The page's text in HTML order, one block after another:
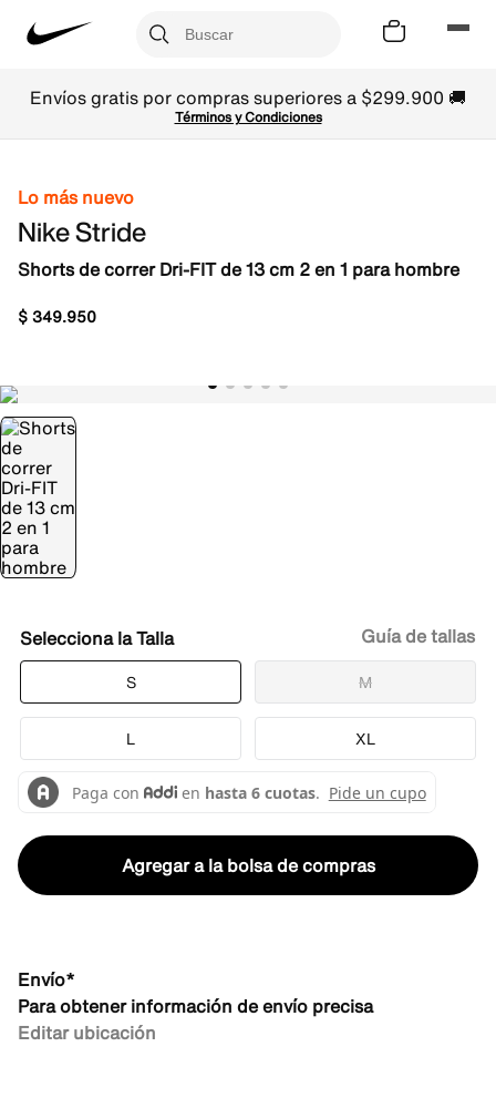
Envíos gratis por compras superiores a $299.900 🚚
Términos y Condiciones
Lo más nuevo
Nike Stride
Shorts de correr Dri-FIT de 13 cm 2 en 1 para hombre
$349.950
Talla
S M
L XL
Guía de tallas
Agregar a la bolsa de compras
Envío*
Para obtener información de envío precisa
Editar ubicación